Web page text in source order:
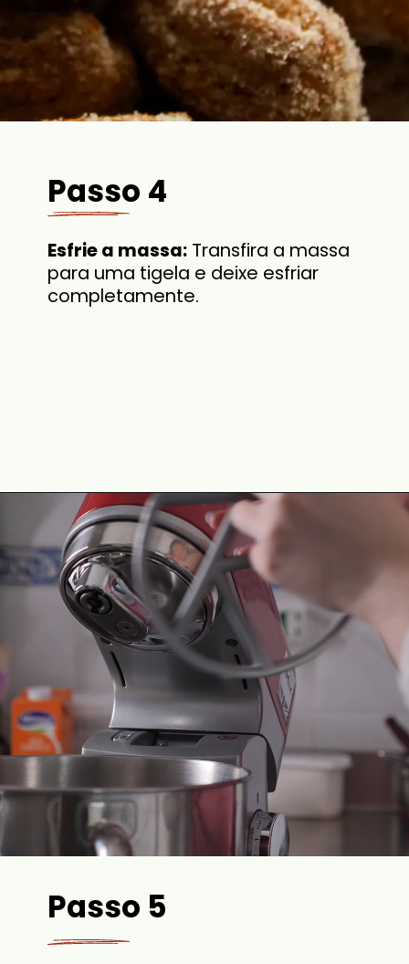
Passo 4
Esfrie a massa: Transfira a massa
para uma tigela e deixe esfriar
completamente.
Opening
Passo 5